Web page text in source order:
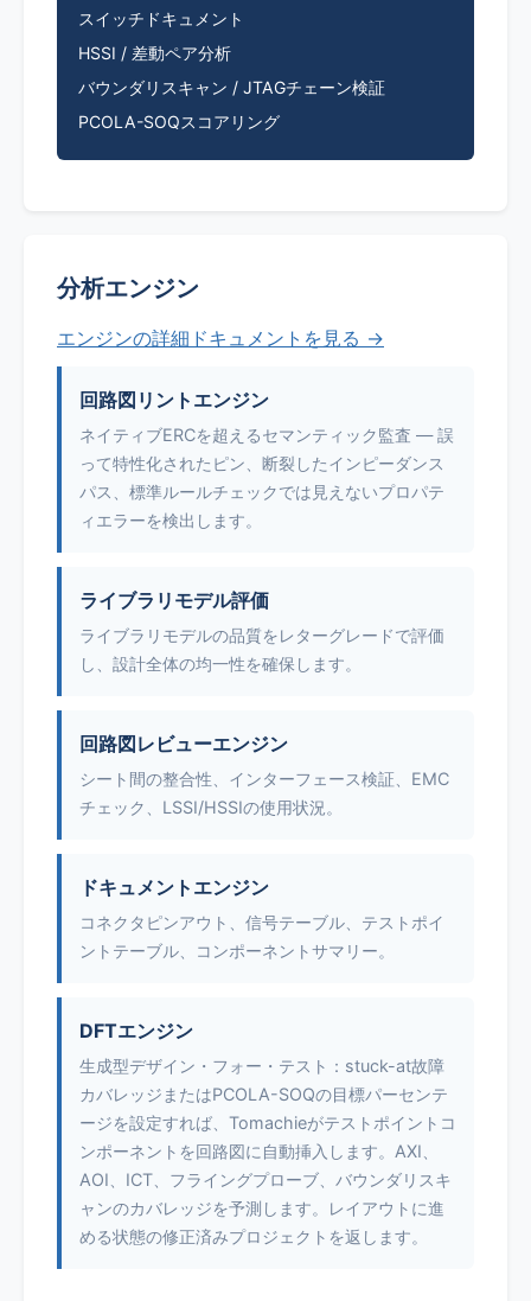
スイッチドキュメント
HSSI / 差動ペア分析
バウンダリスキャン / JTAGチェーン検証
PCOLA-SOQスコアリング
分析エンジン
エンジンの詳細ドキュメントを見る →
回路図リントエンジン
ネイティブERCを超えるセマンティック監査 — 誤
って特性化されたピン、断裂したインピーダンス
パス、標準ルールチェックでは見えないプロパテ
ィエラーを検出します。
ライブラリモデル評価
ライブラリモデルの品質をレターグレードで評価
し、設計全体の均一性を確保します。
回路図レビューエンジン
シート間の整合性、インターフェース検証、EMC
チェック、LSSI/HSSIの使用状況。
ドキュメントエンジン
コネクタピンアウト、信号テーブル、テストポイ
ントテーブル、コンポーネントサマリー。
DFTエンジン
生成型デザイン・フォー・テスト：stuck-at故障
カバレッジまたはPCOLA-SOQの目標パーセンテ
ージを設定すれば、Tomachieがテストポイントコ
ンポーネントを回路図に自動挿入します。AXI、
AOI、ICT、フライングプローブ、バウンダリスキ
ャンのカバレッジを予測します。レイアウトに進
める状態の修正済みプロジェクトを返します。